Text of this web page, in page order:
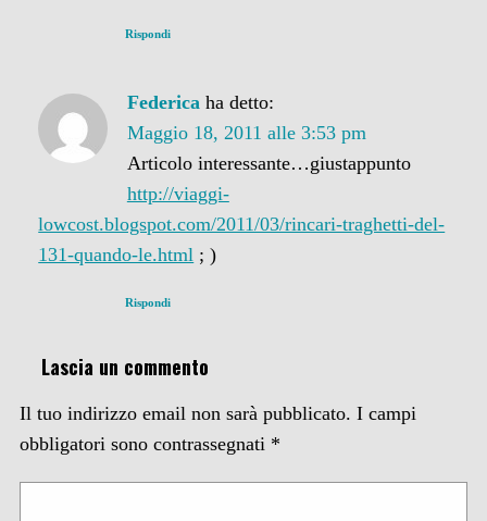
Rispondi
Federica ha detto:
Maggio 18, 2011 alle 3:53 pm
Articolo interessante…giustappunto
http://viaggi-
lowcost.blogspot.com/2011/03/rincari-traghetti-del-
131-quando-le.html ; )
Rispondi
Lascia un commento
Il tuo indirizzo email non sarà pubblicato. I campi
obbligatori sono contrassegnati *